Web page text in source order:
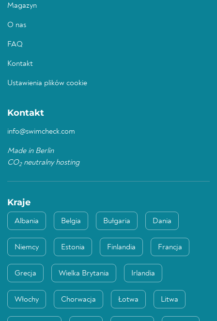
Magazyn
O nas
FAQ
Kontakt
Ustawienia plików cookie
Kontakt
info@swimcheck.com
Made in Berlin
CO2neutralny hosting
Kraje
Albania Belgia Bułgaria Dania
Niemcy Estonia Finlandia Francja
Grecja Wielka Brytania Irlandia
Włochy Chorwacja Łotwa Litwa